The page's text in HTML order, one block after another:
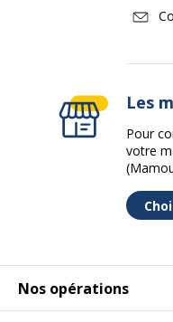
Nos opérations
Les
Pour
votre